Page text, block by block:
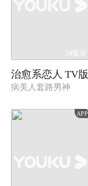
34集全
治愈系恋人 TV版
病美人套路男神
APP